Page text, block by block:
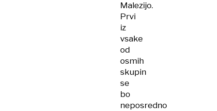
Malezijo.
Prvi
iz
vsake
od
osmih
skupin
se
bo
neposredno